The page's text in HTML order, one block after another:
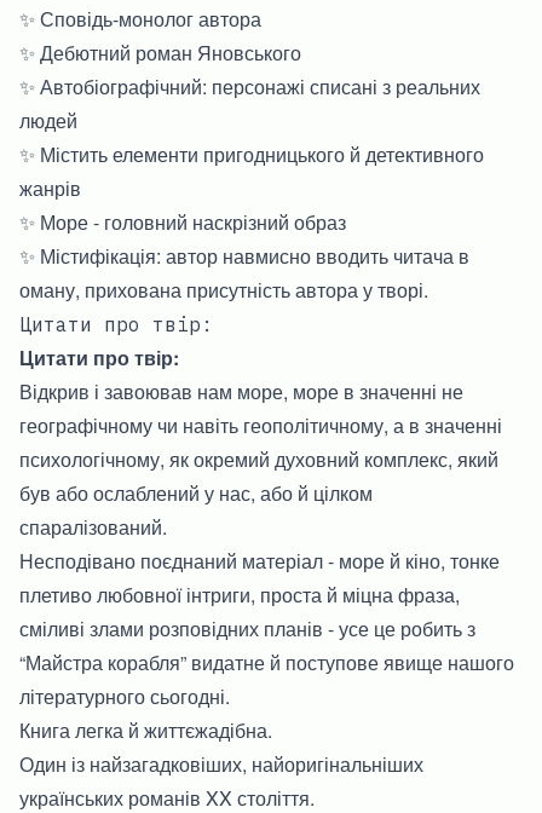
✨ Сповідь-монолог автора
✨ Дебютний роман Яновського
✨ Автобіографічний: персонажі списані з реальних
людей
✨ Містить елементи пригодницького й детективного
жанрів
✨ Море - головний наскрізний образ
✨ Містифікація: автор навмисно вводить читача в
оману, прихована присутність автора у творі.
Цитати про твір:
Цитати про твір:
Відкрив і завоював нам море, море в значенні не
географічному чи навіть геополітичному, а в значенні
психологічному, як окремий духовний комплекс, який
був або ослаблений у нас, або й цілком
спаралізований.
Несподівано поєднаний матеріал - море й кіно, тонке
плетиво любовної інтриги, проста й міцна фраза,
сміливі злами розповідних планів - усе це робить з
“Майстра корабля” видатне й поступове явище нашого
літературного сьогодні.
Книга легка й життєжадібна.
Один із найзагадковіших, найоригінальніших
українських романів XX століття.